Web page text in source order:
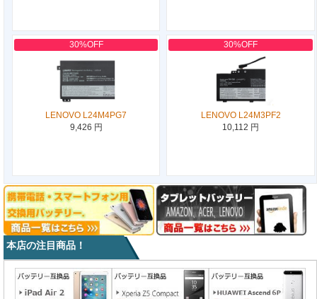
30%OFF
LENOVO L24M4PG7
9,426 円
30%OFF
LENOVO L24M3PF2
10,112 円
本店の注目商品！